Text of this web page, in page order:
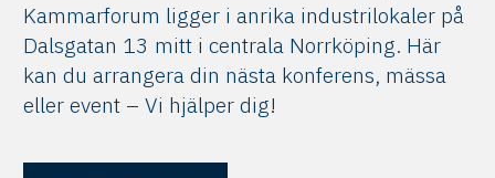
Kammarforum ligger i anrika industrilokaler på
Dalsgatan 13 mitt i centrala Norrköping. Här
kan du arrangera din nästa konferens, mässa
eller event – Vi hjälper dig!